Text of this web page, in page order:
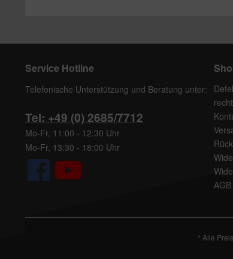
Service Hotline
Telefonische Unterstützung und Beratung unter:
Tel: +49 (0) 2685/7712
Mo-Fr, 11:00 - 12:30 Uhr
Mo-Fr, 13:30 - 18:00 Uhr
AGB
* Alle